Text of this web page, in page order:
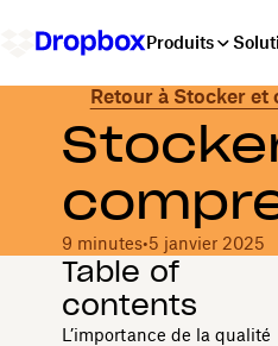
Produits
Retour à Stocker et
9 minutes•5 janvier 2025
Table of
contents
L’importance de la qualité